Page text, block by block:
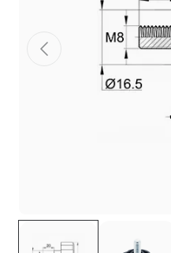
Фиксаторы -
Заглушки для
Пластиковые